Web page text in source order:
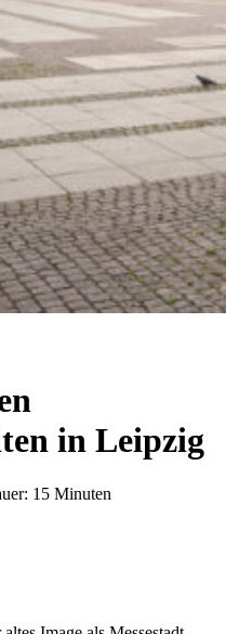
in Leipzig
15 Minuten